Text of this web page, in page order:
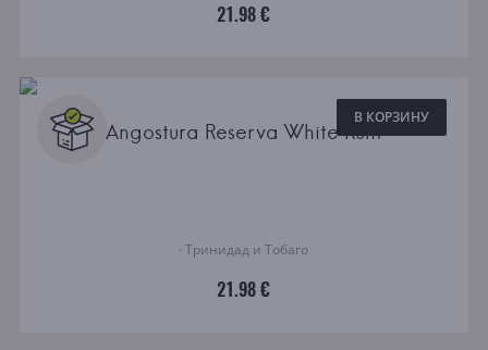
21.98 €
В КОРЗИНУ
Angostura Reserva White Rum
· Тринидад и Тобаго
21.98 €